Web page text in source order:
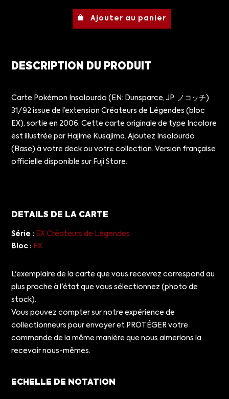
Ajouter au panier
DESCRIPTION DU PRODUIT
Carte Pokémon Insolourdo (EN: Dunsparce, JP: ノコッチ)
31/92 issue de l’extension Créateurs de Légendes (bloc
EX), sortie en 2006. Cette carte originale de type Incolore
est illustrée par Hajime Kusajima. Ajoutez Insolourdo
(Base) à votre deck ou votre collection. Version française
officielle disponible sur Fuji Store.
DETAILS DE LA CARTE
Série : EX Créateurs de Légendes
Bloc : EX
L'exemplaire de la carte que vous recevrez correspond au
plus proche à l'état que vous sélectionnez (photo de
stock).
Vous pouvez compter sur notre expérience de
collectionneurs pour envoyer et PROTÉGER votre
commande de la même manière que nous aimerions la
recevoir nous-mêmes.
ECHELLE DE NOTATION